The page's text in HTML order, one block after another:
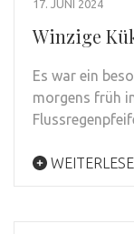
17. JUNI 2024
Winzige
Es war ein
morgens früh